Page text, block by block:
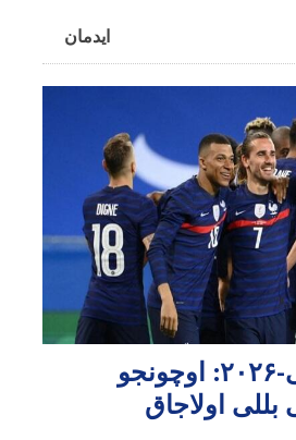
ایدمان
دنیا چمپوناتی-۲۰۲۶: اوچونجو
اولاجاق